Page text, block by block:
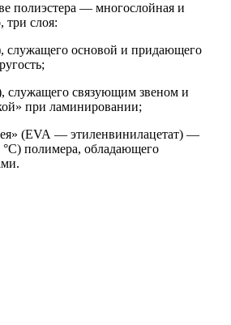
полиэстера — многослойная и
три слоя:
служащего основой и придающего
служащего связующим звеном и
при ламинировании;
(EVA — этиленвинилацетат) —
°C) полимера, обладающего